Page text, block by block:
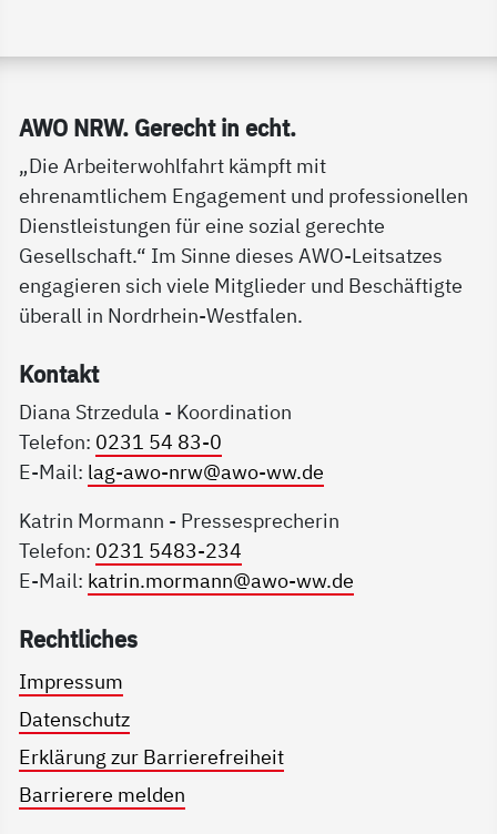
Service Informationen
AWO NRW. Ge­recht in echt.
„Die Arbeiterwohlfahrt kämpft mit
ehrenamtlichem Engagement und professionellen
Dienstleistungen für eine sozial gerechte
Gesellschaft.“ Im Sinne dieses AWO-Leitsatzes
engagieren sich viele Mitglieder und Beschäftigte
überall in Nordrhein-Westfalen.
Kon­takt
Diana Strzedula - Koordination
Telefon: 0231 54 83-0
E-Mail: lag-awo-nrw@awo-ww.de
Katrin Mormann - Pressesprecherin
Telefon: 0231 5483-234
E-Mail: katrin.mormann@awo-ww.de
Recht­li­ches
Impressum
Datenschutz
Erklärung zur Barrierefreiheit
Barrierere melden